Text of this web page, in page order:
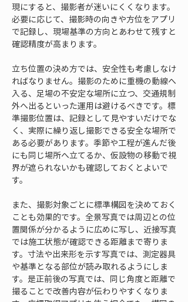
現にすると、撮影者が迷いにくくなります。
必要に応じて、撮影時の向きや方位をアプリ
で記録し、現場基準の方向とあわせて残すと
確認精度が高まります。
立ち位置の決め方では、安全性も考慮しなけ
ればなりません。撮影のために重機の動線へ
入る、足場の不安定な場所に立つ、交通規制
外へ出るといった運用は避けるべきです。標
準撮影位置は、記録として見やすいだけでな
く、実際に繰り返し撮影できる安全な場所で
ある必要があります。季節や工程が進んだ後
にも同じ場所へ立てるか、仮設物の移動で視
界が遮られないかも確認しておくとよいで
す。
また、撮影対象ごとに標準構図を決めておく
ことも効果的です。全景写真では周辺との位
置関係が分かるように広めに写し、近接写真
では施工状態が確認できる距離まで寄りま
す。寸法や出来形を示す写真では、測定器具
や基準となる部位が読み取れるようにしま
す。是正前後の写真では、同じ角度と距離で
撮ることで改善内容が伝わりやすくなりま